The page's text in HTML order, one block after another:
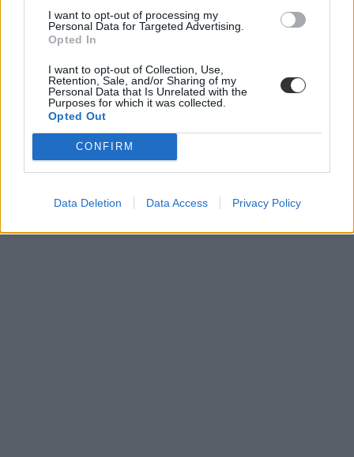
I want to opt-out of processing my
Personal Data for Targeted Advertising.
Opted In
I want to opt-out of Collection, Use,
Retention, Sale, and/or Sharing of my
Personal Data that Is Unrelated with the
Purposes for which it was collected.
Opted Out
CONFIRM
Data Deletion Data Access Privacy Policy
megoldaniuk a középszinten vizsgázóknak, de az emelt szintű
írásbelikről is nálunk találjátok meg a tudnivalókat.
a szaktanárok által kidolgozott, nem hivatalos megoldásokat.
Délutánonként arról olvashattok, hogy mit gondolnak a tanárok és
a vizsgázók a feladatsorokról, és persze ti is leírhatjátok
véleményeteket kommentben, sőt a szaktanároktól is kérdezhettek.
Ha elsőként szeretnétek megkapni a megoldásokat,
Facebook-oldalunkat,itt pedig feliratkozhattok hírlevelünkre